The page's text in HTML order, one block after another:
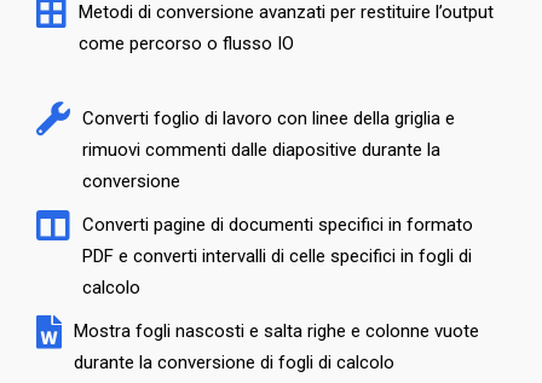
Metodi di conversione avanzati per restituire l’output
come percorso o flusso IO
Converti foglio di lavoro con linee della griglia e
rimuovi commenti dalle diapositive durante la
conversione
Converti pagine di documenti specifici in formato
PDF e converti intervalli di celle specifici in fogli di
calcolo
Mostra fogli nascosti e salta righe e colonne vuote
durante la conversione di fogli di calcolo